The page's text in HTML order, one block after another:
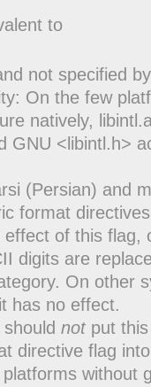
to
not specified
On the few
natively,
GNU <libintl.h>
(Persian) and
format
effect of this
digits are
On other
has no effect.
not put
directive flag
without